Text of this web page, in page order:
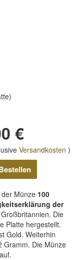
€
Versandkosten )
Münze 100
der
Die
Platte hergestellt.
Gold. Weiterhin
Gramm. Die Münze